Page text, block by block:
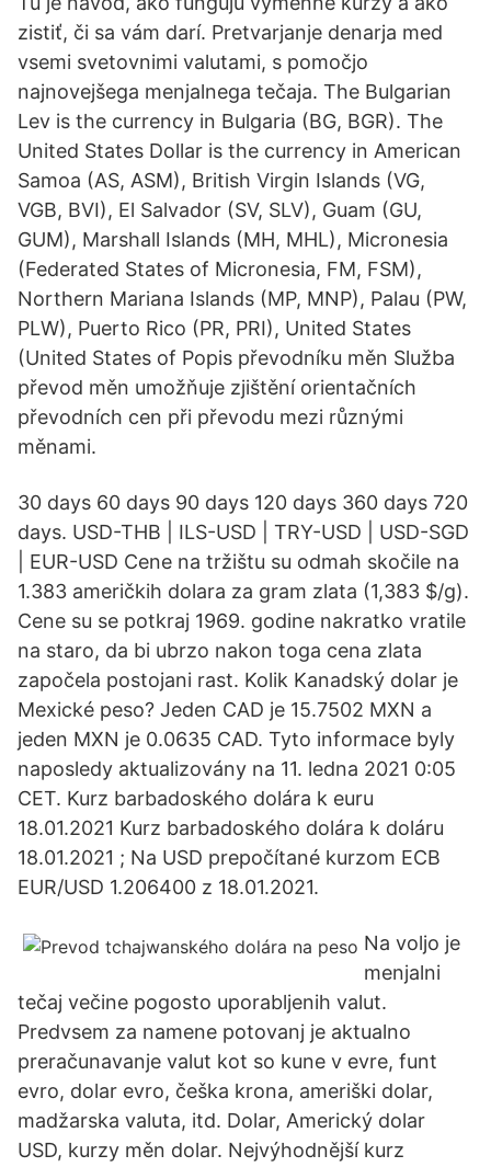
zistiť, či sa vám darí. Pretvarjanje denarja med
vsemi svetovnimi valutami, s pomočjo
najnovejšega menjalnega tečaja. The Bulgarian
Lev is the currency in Bulgaria (BG, BGR). The
United States Dollar is the currency in American
Samoa (AS, ASM), British Virgin Islands (VG,
VGB, BVI), El Salvador (SV, SLV), Guam (GU,
GUM), Marshall Islands (MH, MHL), Micronesia
(Federated States of Micronesia, FM, FSM),
Northern Mariana Islands (MP, MNP), Palau (PW,
PLW), Puerto Rico (PR, PRI), United States
(United States of Popis převodníku měn Služba
převod měn umožňuje zjištění orientačních
převodních cen při převodu mezi různými
měnami.
30 days 60 days 90 days 120 days 360 days 720
days. USD-THB | ILS-USD | TRY-USD | USD-SGD
| EUR-USD Cene na tržištu su odmah skočile na
1.383 američkih dolara za gram zlata (1,383 $/g).
Cene su se potkraj 1969. godine nakratko vratile
na staro, da bi ubrzo nakon toga cena zlata
započela postojani rast. Kolik Kanadský dolar je
Mexické peso? Jeden CAD je 15.7502 MXN a
jeden MXN je 0.0635 CAD. Tyto informace byly
naposledy aktualizovány na 11. ledna 2021 0:05
CET. Kurz barbadoského dolára k euru
18.01.2021 Kurz barbadoského dolára k doláru
18.01.2021 ; Na USD prepočítané kurzom ECB
EUR/USD 1.206400 z 18.01.2021.
Na voljo je
menjalni
tečaj večine pogosto uporabljenih valut.
Predvsem za namene potovanj je aktualno
preračunavanje valut kot so kune v evre, funt
evro, dolar evro, češka krona, ameriški dolar,
madžarska valuta, itd. Dolar, Americký dolar
USD, kurzy měn dolar. Nejvýhodnější kurz